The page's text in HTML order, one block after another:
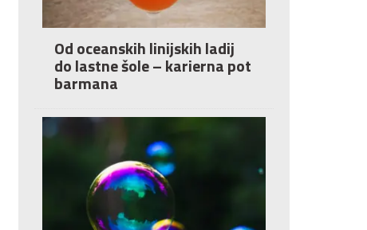
Od oceanskih linijskih ladij
do lastne šole – karierna pot
barmana